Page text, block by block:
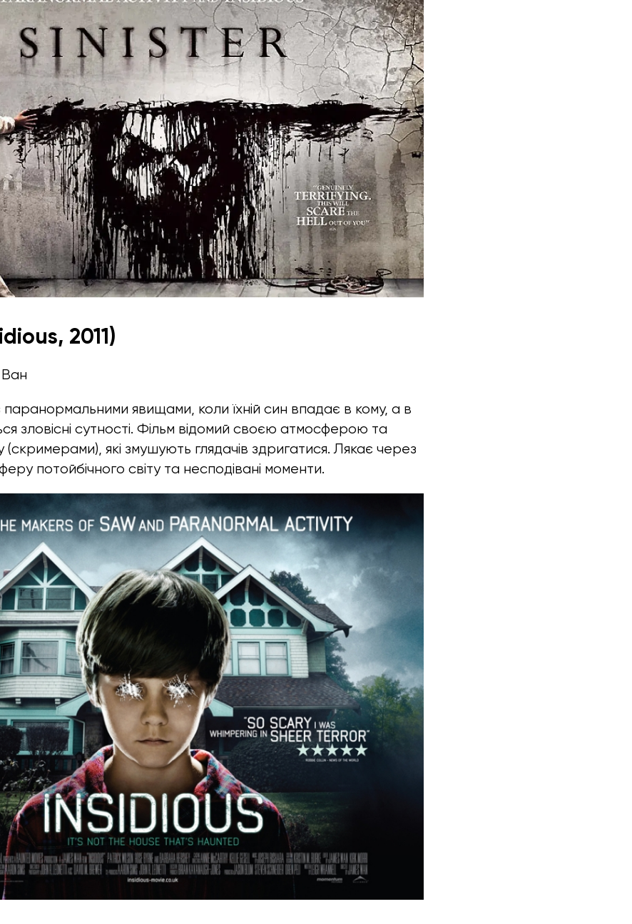
2011)
паранормальними явищами, коли їхній син впадає в кому, а в
зловісні сутності. Фільм відомий своєю атмосферою та
які змушують глядачів здригатися. Лякає через
потойбічного світу та несподівані моменти.